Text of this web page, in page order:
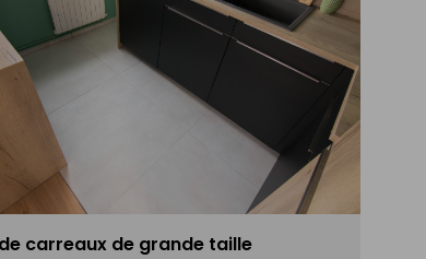
carreaux de grande taille